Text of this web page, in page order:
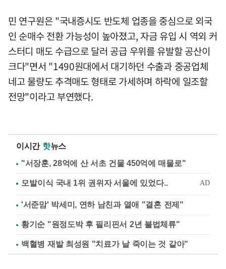
민 연구원은 "국내증시도 반도체 업종을 중심으로 외국
인 순매수 전환 가능성이 높아졌고, 자금 유입 시 역외 커
스터디 매도 수급으로 달러 공급 우위를 유발할 공산이
크다"면서 "1490원대에서 대기하던 수출과 중공업체
네고 물량도 추격매도 형태로 가세하며 하락에 일조할
전망"이라고 부연했다.
이시간 핫뉴스
"서장훈, 28억에 산 서초 건물 450억에 매물로"
'서준맘' 박세미, 연하 남친과 열애 "결혼 전제"
황기순 "원정도박 후 필리핀서 2년 불법체류"
백혈병 재발 최성원 "치료가 날 죽이는 것 같아"